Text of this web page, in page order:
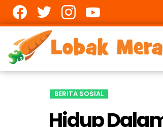
BERITA SOSIAL
Hidup